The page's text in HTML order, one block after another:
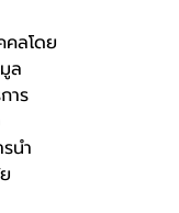
ลโดย
ล
าร
นำ